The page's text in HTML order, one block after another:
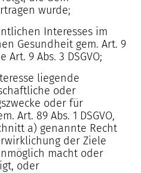
wurde;
Interesses im
Gesundheit gem. Art. 9
9 Abs. 3 DSGVO;
liegende
oder
oder für
Art. 89 Abs. 1 DSGVO,
a) genannte Recht
der Ziele
macht oder
oder